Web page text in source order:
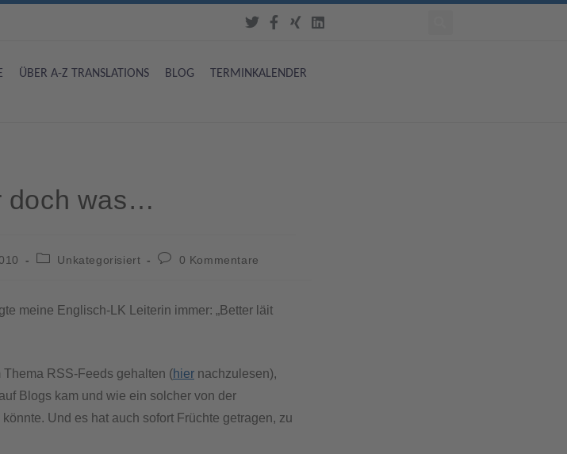
ÜBER A-Z TRANSLATIONS BLOG TERMINKALENDER
doch was…
Unkategorisiert 0 Kommentare
meine Englisch-LK Leiterin immer: „Better läit
Thema RSS-Feeds gehalten (hier nachzulesen),
Blogs kam und wie ein solcher von der
Und es hat auch sofort Früchte getragen, zu